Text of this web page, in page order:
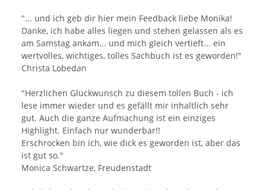
"... und ich geb dir hier mein Feedback liebe Monika!
Danke, ich habe alles liegen und stehen gelassen als es
am Samstag ankam... und mich gleich vertieft... ein
wertvolles, wichtiges, tolles Sachbuch ist es geworden!"
Christa Lobedan
"Herzlichen Glückwunsch zu diesem tollen Buch - ich
lese immer wieder und es gefällt mir inhaltlich sehr
gut. Auch die ganze Aufmachung ist ein einziges
Highlight. Einfach nur wunderbar!!
Erschrocken bin ich, wie dick es geworden ist, aber das
ist gut so."
Monica Schwartze, Freudenstadt